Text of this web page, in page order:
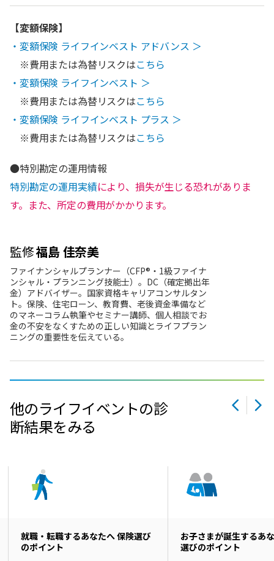
【変額保険】
・変額保険 ライフインベスト アドバンス ＞
※費用または為替リスクはこちら
・変額保険 ライフインベスト ＞
※費用または為替リスクはこちら
・変額保険 ライフインベスト プラス ＞
※費用または為替リスクはこちら
●特別勘定の運用情報
特別勘定の運用実績により、損失が生じる恐れがありま
す。また、所定の費用がかかります。
監修福島 佳奈美
ファイナンシャルプランナー（CFP®・1級ファイナ
ンシャル・プランニング技能士）。DC（確定拠出年
金）アドバイザー。国家資格キャリアコンサルタン
ト。保険、住宅ローン、教育費、老後資金準備など
のマネーコラム執筆やセミナー講師、個人相談でお
金の不安をなくすための正しい知識とライフプラン
ニングの重要性を伝えている。
他のライフイベントの診
断結果をみる
就職・転職するあなたへ 保険選び
のポイント
お子さまが誕生するあ
選びのポイント